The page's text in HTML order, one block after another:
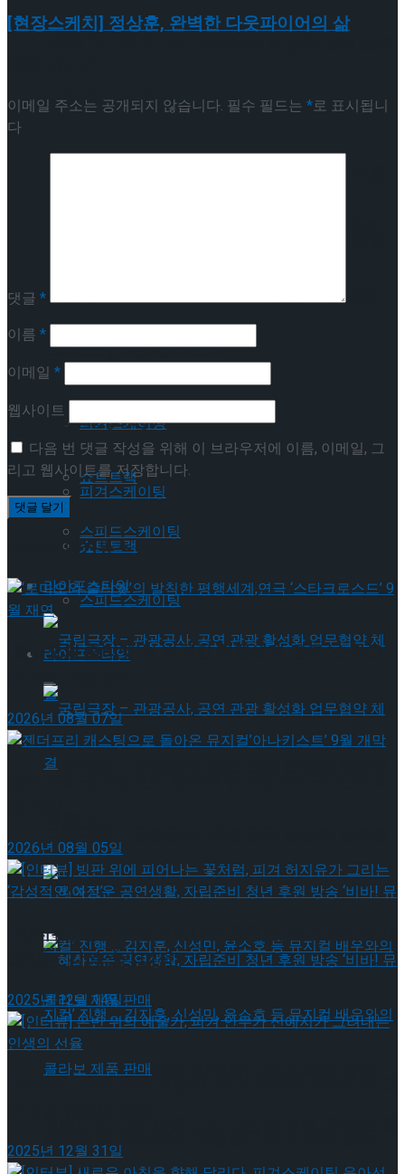
이팅 경기 결과
Trending Tags
피겨스케이팅
쇼트트랙
스피드스케이팅
라이프스타일
국립극장 – 관광공사, 공연 관광 활성화 업무협
혜화로운 공연생활, 자립준비 청년 후원 방송
이팅 경기 결과
최진아, 2026 ISU 피겨 JGP 파견선수 선발전
프리 스케이팅 경기 결과
Trending Tags
피겨스케이팅
쇼트트랙
스피드스케이팅
라이프스타일
약 체결
혜화로운 공연생활, 자립준비 청년 후원 방송
[현장스케치] 정상훈, 완벽한 다웃파이어의 삶
이메일 주소는 공개되지 않습니다. 필수 필드는 *로 표시됩니
다
댓글 *
이름 *
이메일 *
웹사이트
다음 번 댓글 작성을 위해 이 브라우저에 이름, 이메일, 그
리고 웹사이트를 저장합니다.
이번주 인기뉴스
‘로미오와 줄리엣’의 발칙한 평행세계,연극 ‘스타크
로스드’ 9월 재연
2026년 08월 07일
2026년 08월 05일
[인터뷰] 빙판 위에 피어나는 꽃처럼, 피겨 허지유가
그리는 ‘감성적인 여정’
2025년 12월 14일
[인터뷰] 은반 위의 예술가, 피겨 안무가 신예지가 그
2025년 12월 31일